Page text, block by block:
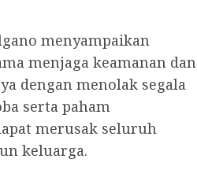
menyampaikan
menjaga keamanan dan
dengan menolak segala
serta paham
merusak seluruh
keluarga.